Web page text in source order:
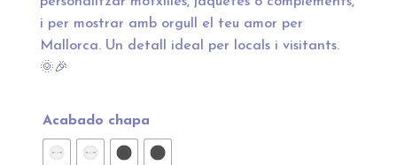
i per mostrar amb orgull el teu amor per
Mallorca. Un detall ideal per locals i visitants.
🌞🎉
Acabado chapa